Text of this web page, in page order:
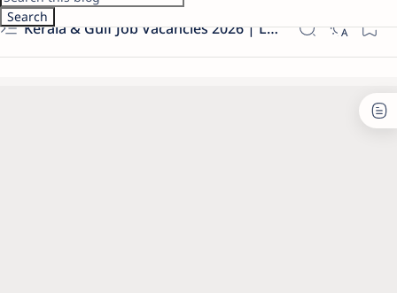
Kerala & Gulf Job Vacancies 2026 | Latest Govt & Private Jobs